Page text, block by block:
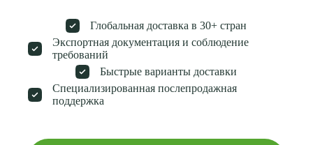
Глобальная доставка в 30+ стран
Экспортная документация и соблюдение
требований
Быстрые варианты доставки
Специализированная послепродажная
поддержка